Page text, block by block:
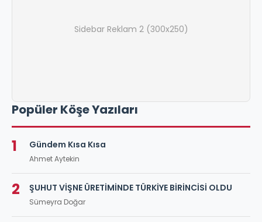
Sidebar Reklam 2 (300x250)
Popüler Köşe Yazıları
1 Gündem Kısa Kısa
Ahmet Aytekin
2 ŞUHUT VİŞNE ÜRETİMİNDE TÜRKİYE BİRİNCİSİ OLDU
Sümeyra Doğar